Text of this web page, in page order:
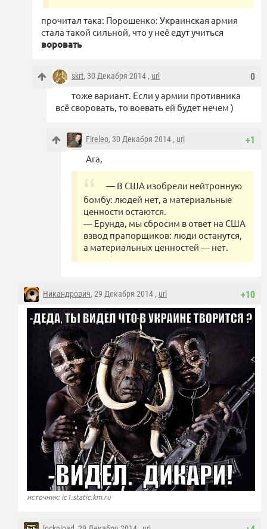
прочитал така: Порошенко: Украинская армия
стала такой сильной, что у неё едут учиться
воровать
0
skrt, 30 Декабря 2014 , url
тоже вариант. Если у армии противника
всё своровать, то воевать ей будет нечем )
+1
Fireleo, 30 Декабря 2014 , url
Ага,
— В США изобрели нейтронную
бомбу: людей нет, а материальные
ценности остаются.
— Ерунда, мы сбросим в ответ на США
взвод прапорщиков: люди останутся,
а материальных ценностей — нет.
+10
Никандрович, 29 Декабря 2014 , url
источник: ic1.static.km.ru